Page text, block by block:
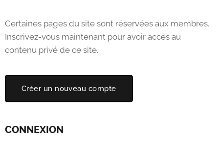
Certaines pages du site sont réservées aux membres.
Inscrivez-vous maintenant pour avoir accès au
contenu privé de ce site.
Créer un nouveau compte
CONNEXION